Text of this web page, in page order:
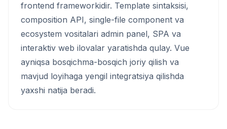
frontend frameworkidir. Template sintaksisi,
composition API, single-file component va
ecosystem vositalari admin panel, SPA va
interaktiv web ilovalar yaratishda qulay. Vue
ayniqsa bosqichma-bosqich joriy qilish va
mavjud loyihaga yengil integratsiya qilishda
yaxshi natija beradi.